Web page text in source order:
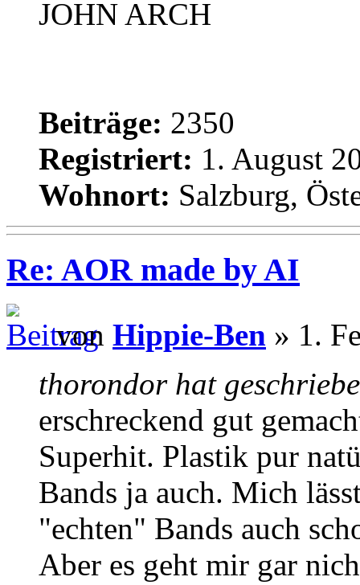
JOHN ARCH
Beiträge: 2350
Registriert: 1. August
Wohnort: Salzburg,
Re: AOR made by AI
von Hippie-Ben » 1.
thorondor hat
erschreckend gut
Superhit. Plastik pur
Bands ja auch. Mich
"echten" Bands auch
Aber es geht mir gar